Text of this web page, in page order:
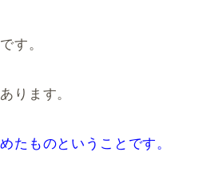
す。
ります。
たものということです。